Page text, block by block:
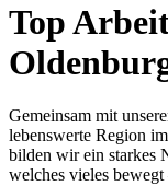
Top
Gemeinsam mit
lebenswerte Region
bilden wir ein starkes
welches vieles